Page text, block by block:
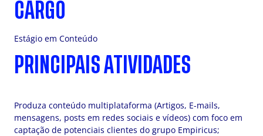
CARGO
Estágio em Conteúdo
PRINCIPAIS ATIVIDADES
Produza conteúdo multiplataforma (Artigos, E-mails,
mensagens, posts em redes sociais e vídeos) com foco em
captação de potenciais clientes do grupo Empiricus;